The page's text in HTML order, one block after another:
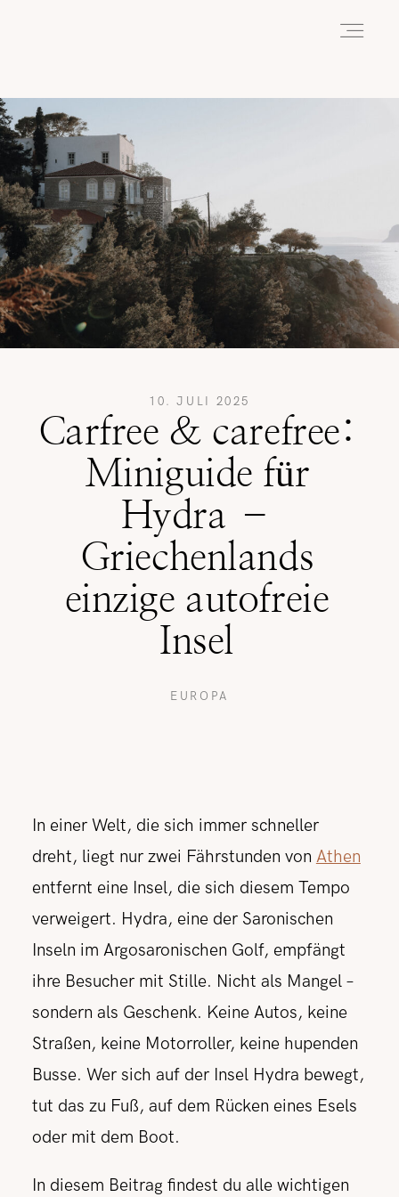
10. JULI 2025
Carfree & carefree:
Miniguide für
Hydra –
Griechenlands
einzige autofreie
Insel
EUROPA
In einer Welt, die sich immer schneller
dreht, liegt nur zwei Fährstunden von Athen
entfernt eine Insel, die sich diesem Tempo
verweigert. Hydra, eine der Saronischen
Inseln im Argosaronischen Golf, empfängt
ihre Besucher mit Stille. Nicht als Mangel –
sondern als Geschenk. Keine Autos, keine
Straßen, keine Motorroller, keine hupenden
Busse. Wer sich auf der Insel Hydra bewegt,
tut das zu Fuß, auf dem Rücken eines Esels
oder mit dem Boot.
In diesem Beitrag findest du alle wichtigen
REISEN
WANDERN
REISETIPPS
SHOP
KONTAKT